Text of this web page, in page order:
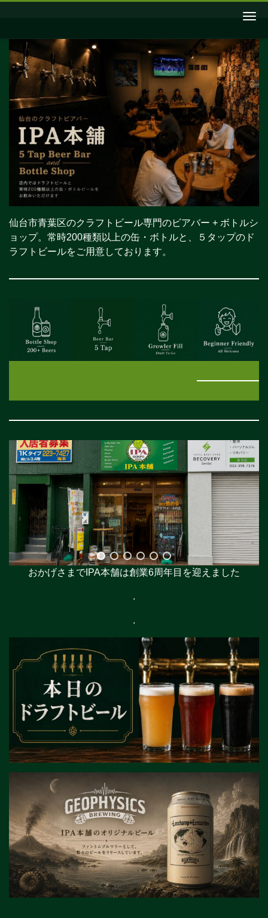
仙台市青葉区のクラフトビール専門のビアバー + ボトルシ
ョップ。常時200種類以上の缶・ボトルと、５タップのド
ラフトビールをご用意しております。
おかげさまでIPA本舗は創業6周年目を迎えました
.
.